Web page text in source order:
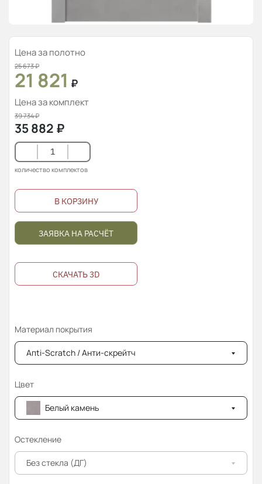
Цена за полотно
25 673₽
21 821 ₽
Цена за комплект
39 734₽
35 882 ₽
количество комплектов
В КОРЗИНУ
ЗАЯВКА НА РАСЧЁТ
СКАЧАТЬ 3D
Материал покрытия
Апti-Sсrаtсh / Анти-скрейтч
Цвет
Белый камень
Остекление
Без стекла (ДГ)